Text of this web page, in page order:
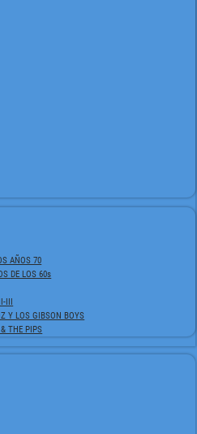
AÑOS 70
DE LOS 60s
III
Y LOS GIBSON BOYS
THE PIPS